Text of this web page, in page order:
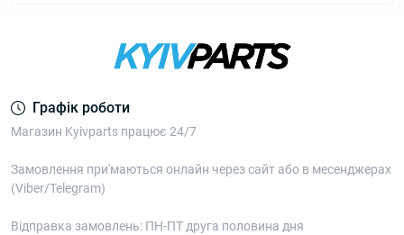
Графік роботи
Магазин Kyivparts працює 24/7
Замовлення при'маються онлайн через сайт або в месенджерах
(Viber/Telegram)
Відправка замовлень: ПН-ПТ друга половина дня